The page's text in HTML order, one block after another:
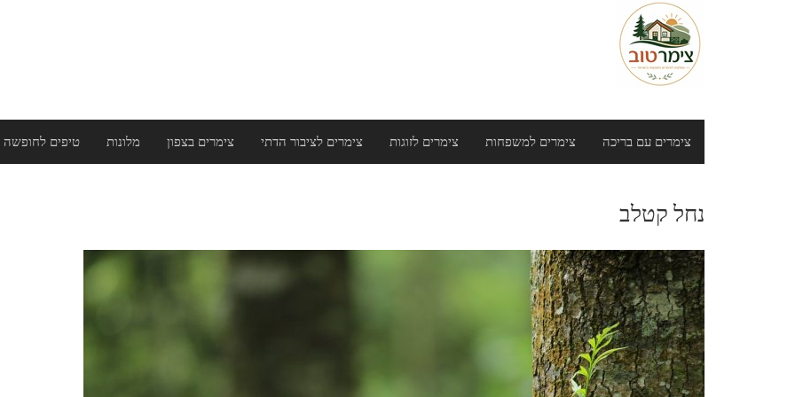
צימרים עם בריכה צימרים למשפחות צימרים לזוגות צימרים לציבור הדתי צימרים בצפון מלונות טיפים לחופשה
נחל קטלב